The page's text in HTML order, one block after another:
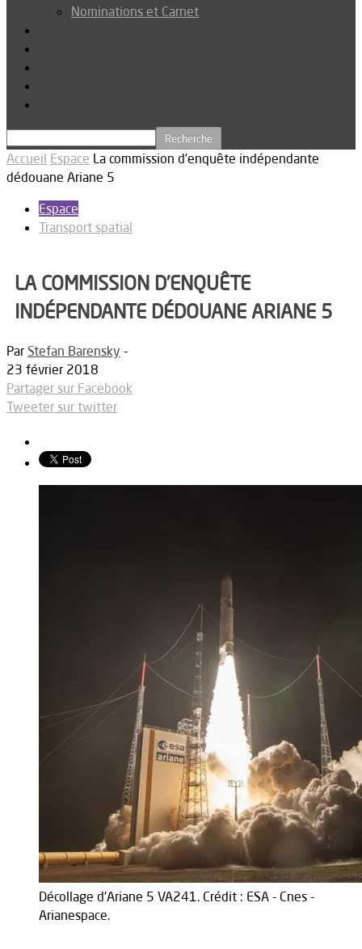
Nominations et Carnet
Accueil Espace La commission d’enquête indépendante
dédouane Ariane 5
Espace
Transport spatial
LA COMMISSION D’ENQUÊTE
INDÉPENDANTE DÉDOUANE ARIANE 5
Par Stefan Barensky -
23 février 2018
Partager sur Facebook
Tweeter sur twitter
Décollage d'Ariane 5 VA241. Crédit : ESA - Cnes -
Arianespace.